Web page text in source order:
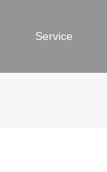
Service